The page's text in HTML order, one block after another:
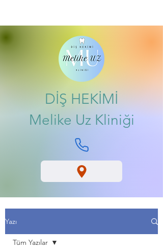
DİŞ HEKİMİ
Melike Uz Kliniği
Yazı
Tüm Yazılar